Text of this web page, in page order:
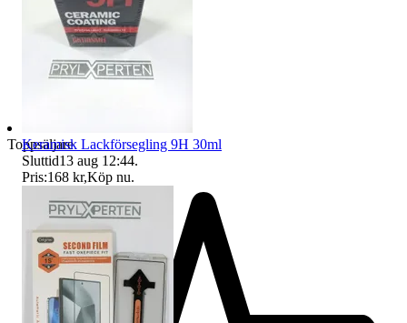
Toppsäljare
Keramisk Lackförsegling 9H 30ml
Sluttid13 aug 12:44.
Pris:168 kr,Köp nu.